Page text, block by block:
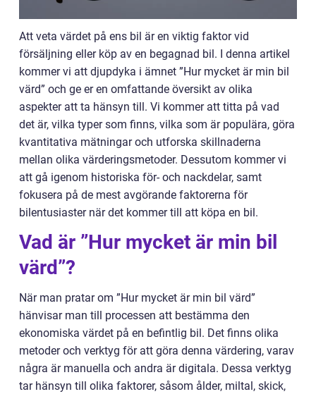
Att veta värdet på ens bil är en viktig faktor vid
försäljning eller köp av en begagnad bil. I denna artikel
kommer vi att djupdyka i ämnet ”Hur mycket är min bil
värd” och ge er en omfattande översikt av olika
aspekter att ta hänsyn till. Vi kommer att titta på vad
det är, vilka typer som finns, vilka som är populära, göra
kvantitativa mätningar och utforska skillnaderna
mellan olika värderingsmetoder. Dessutom kommer vi
att gå igenom historiska för- och nackdelar, samt
fokusera på de mest avgörande faktorerna för
bilentusiaster när det kommer till att köpa en bil.
Vad är ”Hur mycket är min bil
värd”?
När man pratar om ”Hur mycket är min bil värd”
hänvisar man till processen att bestämma den
ekonomiska värdet på en befintlig bil. Det finns olika
metoder och verktyg för att göra denna värdering, varav
några är manuella och andra är digitala. Dessa verktyg
tar hänsyn till olika faktorer, såsom ålder, miltal, skick,